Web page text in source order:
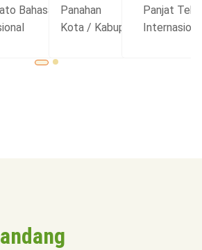
Bahasa ArabPanahan
Kota / Kabupaten
Panjat